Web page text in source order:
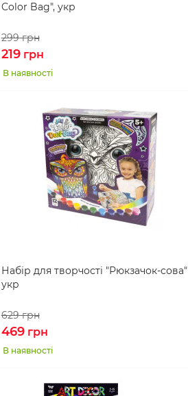
Color Bag", укр
299грн
219грн
В наявності
Набір для творчості "Рюкзачок-сова"
укр
629грн
469грн
В наявності